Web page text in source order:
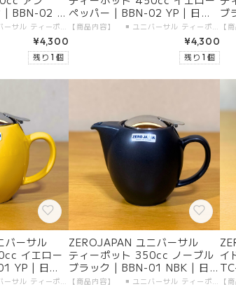
| BBN-02 A
美濃焼
【商品内容】 ◾️ ユニバーサル ティーポット 450cc 本体 1つ 【製品仕様】 ◾️ サイズ：450cc ( 3人用 ) ◾️ カラー：アンティークゴールド ◾️ 素材 ・本体：陶器（美濃焼） ・金属部分：18-8ステンレス（日本製） ◾️ 食洗機：使用可 【生産地】 ◾️ ZEROJAPAN ユニバーサル ティーポット 450cc 本体：日本製・岐阜県土岐市 金属部分：日本製・新潟県燕市 【加工者】 有限会社 ZERO JAPAN 【販売者】 有限会社ガーラジャパン 【お届けについて】 「宅配便（送料無料）」にて、大切にお届けします。 日付指定が可能です。
¥4,300
残り 1 個
ペッパー | BBN-02 YP | 日本
製 陶器 美濃焼
【商品内容】 ◾️ ユニバーサル ティーポット 450cc 本体 1つ 【製品仕様】 ◾️ サイズ：450cc ( 3人用 ) ◾️ カラー：イエローペッパー ◾️ 素材 ・本体：陶器（美濃焼） ・金属部分：18-8ステンレス（日本製） ◾️ 食洗機：使用可 【生産地】 ◾️ ZEROJAPAN ユニバーサル ティーポット 450cc 本体：日本製・岐阜県土岐市 金属部分：日本製・新潟県燕市 【加工者】 有限会社 ZERO JAPAN 【販売者】 有限会社ガーラジャパン 【お届けについて】 「宅配便（送料無料）」にて、大切にお届けします。 日付指定が可能です。
¥4,300
残り 1 個
ブ
バーサル
イエロー
YP | 日本
【商品内容】 ◾️ ユニバーサル ティーポット 350cc 本体 1つ 【製品仕様】 ◾️ サイズ：350cc ( 2人用 ) ◾️ カラー：イエローペッパー ◾️ 素材 ・本体：陶器（美濃焼） ・金属部分：18-8ステンレス（日本製） ◾️ 食洗機：使用可 【生産地】 ◾️ ZEROJAPAN ユニバーサル ティーポット 350cc 本体：日本製・岐阜県土岐市 金属部分：日本製・新潟県燕市 【加工者】 有限会社 ZERO JAPAN 【販売者】 有限会社ガーラジャパン 【お届けについて】 「宅配便（送料無料）」にて、大切にお届けします。 日付指定が可能です。
ZEROJAPAN ユニバーサル
ティーポット 350cc ノーブル
ブラック | BBN-01 NBK | 日本
製 陶器 美濃焼
【商品内容】 ◾️ ユニバーサル ティーポット 350cc 本体 1つ 【製品仕様】 ◾️ サイズ：350cc ( 2人用 ) ◾️ カラー：ノーブルブラック ◾️ 素材 ・本体：陶器（美濃焼） ・金属部分：18-8ステンレス（日本製） ◾️ 食洗機：使用可 【生産地】 ◾️ ZEROJAPAN ユニバーサル ティーポット 350cc 本体：日本製・岐阜県土岐市 金属部分：日本製・新潟県燕市 【加工者】 有限会社 ZERO JAPAN 【販売者】 有限会社ガーラジャパン 【お届けについて】 「宅配便（送料無料）」にて、大切にお届けします。 日付指定が可能です。
イ
焼